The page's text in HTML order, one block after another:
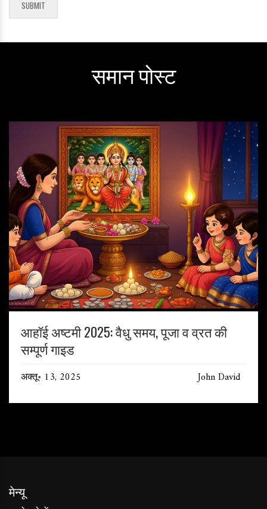
समान पोस्ट
आहॉई अष्टमी 2025: वैधु समय, पूजा व व्रत की
सम्पूर्ण गाइड
अक्तू॰ 13, 2025 John David
मेन्यू